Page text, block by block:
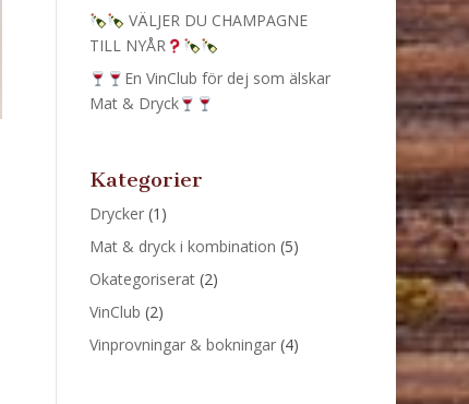
VÄLJER DU CHAMPAGNE
TILL NYÅR
En VinClub för dej som älskar
Mat & Dryck
Kategorier
Drycker(1)
Mat & dryck i kombination (5)
Okategoriserat(2)
VinClub (2)
Vinprovningar & bokningar(4)